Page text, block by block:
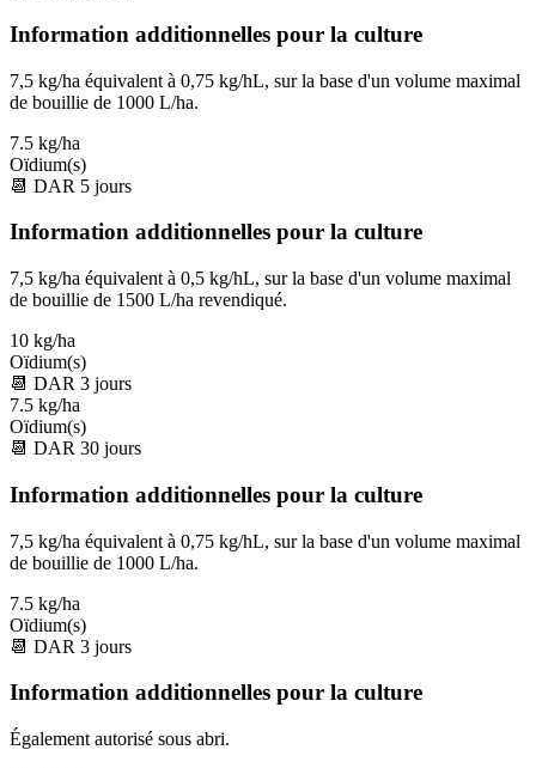
Information additionnelles pour la culture
7,5 kg/ha équivalent à 0,75 kg/hL, sur la base d'un volume maximal
de bouillie de 1000 L/ha.
7.5 kg/ha
Oïdium(s)
📆 DAR 5 jours
Information additionnelles pour la culture
7,5 kg/ha équivalent à 0,5 kg/hL, sur la base d'un volume maximal
de bouillie de 1500 L/ha revendiqué.
10 kg/ha
Oïdium(s)
📆 DAR 3 jours
7.5 kg/ha
Oïdium(s)
📆 DAR 30 jours
Information additionnelles pour la culture
7,5 kg/ha équivalent à 0,75 kg/hL, sur la base d'un volume maximal
de bouillie de 1000 L/ha.
7.5 kg/ha
Oïdium(s)
📆 DAR 3 jours
Information additionnelles pour la culture
Également autorisé sous abri.